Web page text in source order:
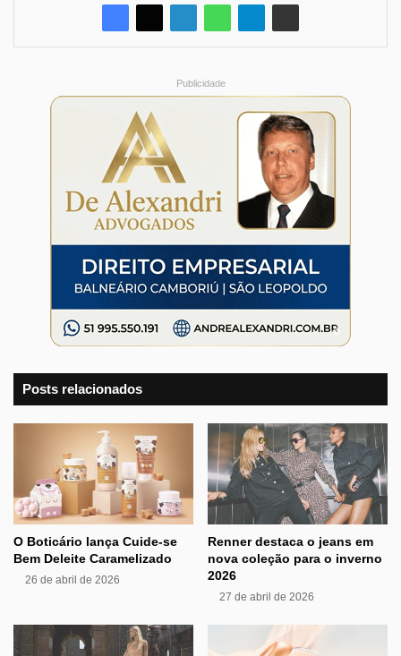
Publicidade
Posts relacionados
O Boticário lança Cuide-se
Bem Deleite Caramelizado
26 de abril de 2026
Renner destaca o jeans em
nova coleção para o inverno
2026
27 de abril de 2026